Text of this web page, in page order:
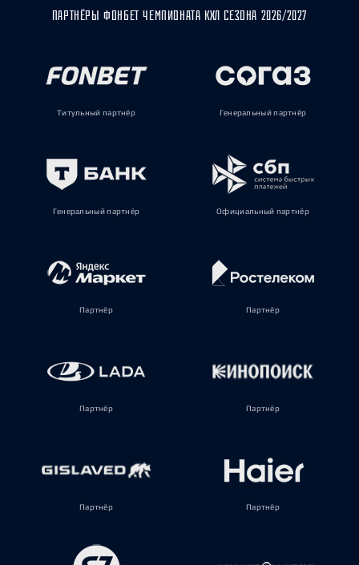
ПАРТНЁРЫ ФОНБЕТ ЧЕМПИОНАТА КХЛ СЕЗОНА 2026/2027
Титульный партнёр Генеральный партнёр
Генеральный партнёр Официальный партнёр
Партнёр Партнёр
Партнёр Партнёр
Партнёр Партнёр